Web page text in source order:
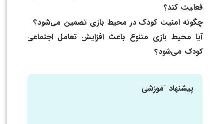
فعالیت کند؟
چگونه امنیت کودک در محیط بازی تضمین می‌شود؟
آیا محیط بازی متنوع باعث افزایش تعامل اجتماعی
کودک می‌شود؟
پیشنهاد آموزشی